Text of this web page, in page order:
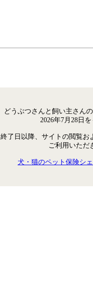
どうぶつさんと飼い主さん
2026年7月28日
終了日以降、サイトの閲覧お
ご利用いただ
犬・猫のペット保険シ